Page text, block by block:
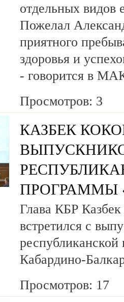
отдельных видов
Пожелал
приятного
здоровья и
- говорится в
Просмотров: 3
КАЗБЕК
ПРОГРАММЫ
Глава КБР Казбек
встретился с
Кабардино-
Просмотров: 17